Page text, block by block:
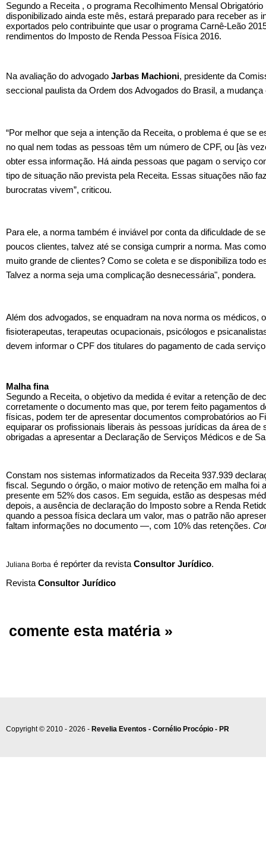
Segundo a Receita , o programa Recolhimento Mensal
disponibilizado ainda este mês, estará preparado para receber as
exportados pelo contribuinte que usar o programa Carnê-Leão
rendimentos do Imposto de Renda Pessoa Física 2016.
Na avaliação do advogado Jarbas Machioni, presidente da
seccional paulista da Ordem dos Advogados do Brasil, a
“Por melhor que seja a intenção da Receita, o problema é que se
no qual nem todas as pessoas têm um número de CPF, ou [às
obter essa informação. Há ainda pessoas que pagam o serviço
tipo de situação não prevista pela Receita. Essas situações não
burocratas vivem”, criticou.
Para ele, a norma também é inviável por conta da dificuldade de
poucos clientes, talvez até se consiga cumprir a norma. Mas
muito grande de clientes? Como se coleta e se disponibiliza todo
Talvez a norma seja uma complicação desnecessária", pondera.
Além dos advogados, se enquadram na nova norma os médicos,
fisioterapeutas, terapeutas ocupacionais, psicólogos e
devem informar o CPF dos titulares do pagamento de cada
Malha fina
Segundo a Receita, o objetivo da medida é evitar a retenção de
corretamente o documento mas que, por terem feito pagamentos
físicas, podem ter de apresentar documentos comprobatórios ao
equiparar os profissionais liberais às pessoas jurídicas da área de
obrigadas a apresentar a Declaração de Serviços Médicos e de
Constam nos sistemas informatizados da Receita 937.939
fiscal. Segundo o órgão, o maior motivo de retenção em malha foi
presente em 52% dos casos. Em seguida, estão as despesas
depois, a ausência de declaração do Imposto sobre a Renda
quando a pessoa física declara um valor, mas o patrão não
faltam informações no documento —, com 10% das retenções.
Juliana Borba é repórter da revista Consultor Jurídico.
Revista Consultor Jurídico
comente esta matéria »
Copyright © 2010 - 2026 - Revelia Eventos - Cornélio Procópio - PR